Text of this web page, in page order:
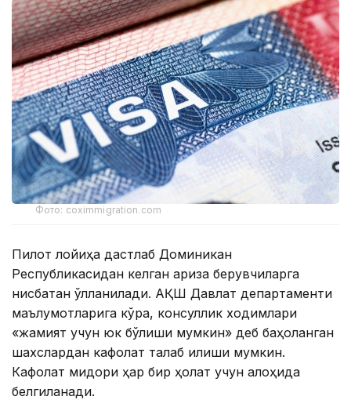
Фото: coximmigration.com
Пилот лойиҳа дастлаб Доминикан
Республикасидан келган ариза берувчиларга
нисбатан қўлланилади. АҚШ Давлат департаменти
маълумотларига кўра, консуллик ходимлари
«жамият учун юк бўлиши мумкин» деб баҳоланган
шахслардан кафолат талаб қилиши мумкин.
Кафолат миқдори ҳар бир ҳолат учун алоҳида
белгиланади.